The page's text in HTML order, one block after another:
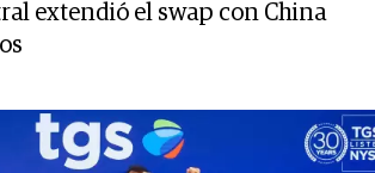
extendió el swap con China